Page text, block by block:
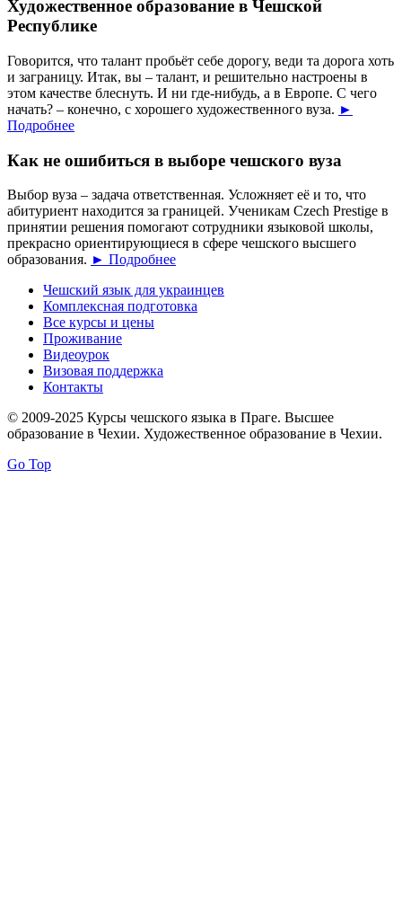
Художественное образование в Чешской
Республике
Говорится, что талант пробьёт себе дорогу, веди та дорога хоть
и заграницу. Итак, вы – талант, и решительно настроены в
этом качестве блеснуть. И ни где-нибудь, а в Европе. С чего
начать? – конечно, с хорошего художественного вуза. ►
Подробнее
Как не ошибиться в выборе чешского вуза
Выбор вуза – задача ответственная. Усложняет её и то, что
абитуриент находится за границей. Ученикам Czech Prestige в
принятии решения помогают сотрудники языковой школы,
прекрасно ориентирующиеся в сфере чешского высшего
образования. ► Подробнее
Чешский язык для украинцев
Комплексная подготовка
Все курсы и цены
Проживание
Видеоурок
Визовая поддержка
Контакты
© 2009-2025 Курсы чешского языка в Праге. Высшее
образование в Чехии. Художественное образование в Чехии.
Go Top